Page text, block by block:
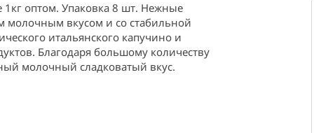
1кг оптом. Упаковка 8 шт. Нежные
молочным вкусом и со стабильной
итальянского капучино и
Благодаря большому количеству
молочный сладковатый вкус.